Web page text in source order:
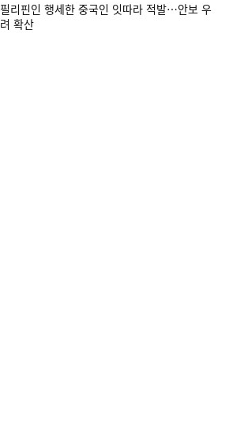
필리핀인 행세한 중국인 잇따라 적발…안보 우
려 확산